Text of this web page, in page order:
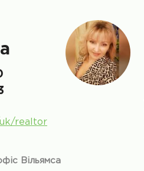
realtor
Вільямса